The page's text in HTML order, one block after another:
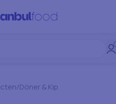
Döner & Kip